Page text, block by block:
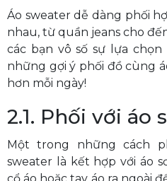
Áo sweater dễ dàng phối
nhau, từ quần jeans cho
các bạn vô số sự lựa
những gợi ý phối đồ cùng
hơn mỗi ngày!
2.1. Phối với áo
Một trong những cách
sweater là kết hợp với áo
cổ áo hoặc tay áo ra ngoài